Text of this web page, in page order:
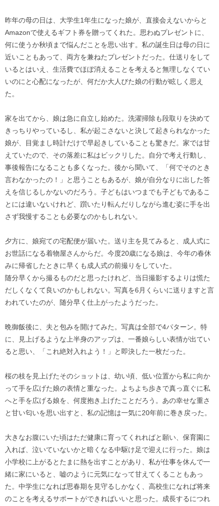
昨年の母の日は、大学生1年生になった娘が、直接会えないからと
Amazonで使えるギフト券を贈ってくれた。思わぬプレゼントに、
何に使うか秋頃まで悩んだことを思い出す。私の誕生日は母の日に
近いこともあって、両方を兼ねたプレゼントだった。仕送りをして
いるとはいえ、生活費でほぼ消えることを考えると無理しなくてい
いのにと心配になったが、何だか大人びた娘の行動が眩しく思え
た。
家を出てから、娘は急に自立し始めた。洗濯掃除も段取りを決めて
きっちりやっているし、私が起こさないと決して起きられなかった
娘が、目覚まし時計だけで早起きしていることも驚きだ。家では甘
えていたので、その落差に私はビックリした。自分で考え行動し、
事後報告になることも多くなった。後から聞いて、「何でそのとき
言わなかったの！」と思うこともあるが、娘が自分なりに出した答
えを信じるしかないのだろう。子どもはいつまでも子どもであるこ
とには違いないけれど、躓いたり転んだりしながら進む姿に手を出
さず我慢することも必要なのかもしれない。
夕方に、娘宛ての宅配便が届いた。送り主を見てみると、成人式に
お世話になる着物屋さんからだ。今度20歳になる娘は、今年の春休
みに帰省したときに早くも成人式の前撮りをしていた。
随分早くから撮るものだと思ったけれど、当日撮影するよりは慌た
だしくなくて良いのかもしれない。写真を6月くらいに送りますと言
われていたのが、随分早く仕上がったようだった。
晩御飯後に、夫と包みを開けてみた。写真は全部で4パターン。特
に、見上げるような上半身のアップは、一番娘らしい表情が出てい
ると思い、「これ絶対入れよう！」と即決した一枚だった。
桜の枝を見上げたそのショットは、幼い頃、低い位置から私に向か
って手を広げた娘の表情と重なった。よちよち歩きで真っ直ぐに私
へと手を広げる娘を、何度抱き上げたことだろう。あの幸せな重さ
と甘い匂いを思い出すと、私の記憶は一気に20年前に巻き戻った。
大きなお腹にいた頃はただ健康に育ってくれればと願い、保育園に
入れば、泣いていないかと暗くなる中駆け足で迎えに行った。娘は
小学校に上がるとたまに熱を出すことがあり、私が仕事を休んで一
緒に家にいると、嘘のように元気になって甘えてくることもあっ
た。中学生になれば思春期を見守るしかなく、高校生になれば将来
のことを考えるサポートができればいいと思った。成長するにつれ